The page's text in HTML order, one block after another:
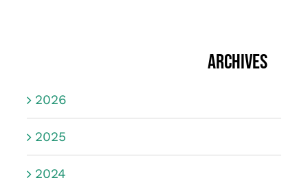
Archives
2026
2025
2024